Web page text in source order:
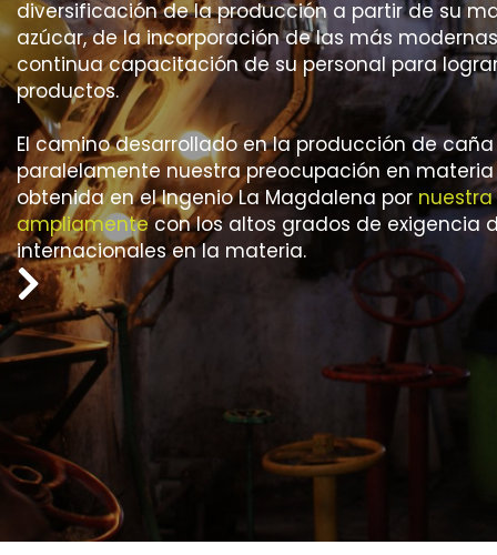
diversificación de la producción a partir de su
azúcar, de la incorporación de las más
continua capacitación de su personal para
productos.
El camino desarrollado en la producción de
paralelamente nuestra preocupación en
obtenida en el Ingenio La Magdalena por
ampliamentecon los altos grados de exigencia
internacionales en la materia.